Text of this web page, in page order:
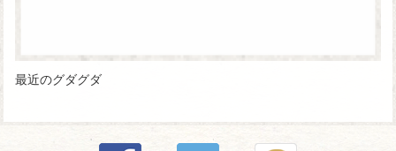
最近のグダグダ